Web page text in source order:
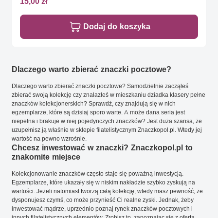
Dodaj do koszyka
Dlaczego warto zbierać znaczki pocztowe?
Dlaczego warto zbierać znaczki pocztowe? Samodzielnie zacząłeś
zbierać swoją kolekcję czy znalazłeś w mieszkaniu dziadka klasery pełne
znaczków kolekcjonerskich? Sprawdź, czy znajdują się w nich
egzemplarze, które są dzisiaj sporo warte. A może dana seria jest
niepełna i brakuje w niej pojedynczych znaczków? Jest duża szansa, że
uzupełnisz ją właśnie w sklepie filatelistycznym Znaczkopol.pl. Wtedy jej
wartość na pewno wzrośnie.
Chcesz inwestować w znaczki? Znaczkopol.pl to
znakomite miejsce
Kolekcjonowanie znaczków często staje się poważną inwestycją.
Egzemplarze, które ukazały się w niskim nakładzie szybko zyskują na
wartości. Jeżeli natomiast tworzą całą kolekcję, wtedy masz pewność, że
dysponujesz czymś, co może przynieść Ci realne zyski. Jednak, żeby
inwestować mądrze, uprzednio poznaj rynek znaczków pocztowych i